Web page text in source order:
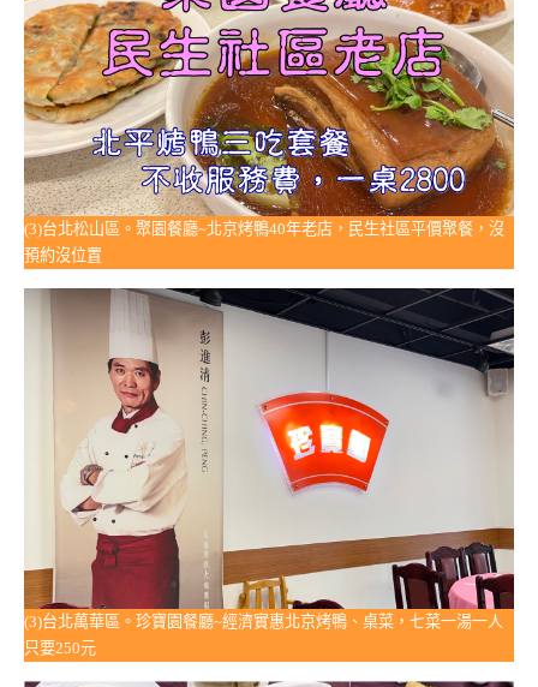
(3)台北松山區。聚園餐廳~北京烤鴨40年老店，民生社區平價聚餐，沒
預約沒位置
(3)台北萬華區。珍寶園餐廳~經濟實惠北京烤鴨、桌菜，七菜一湯一人
只要250元